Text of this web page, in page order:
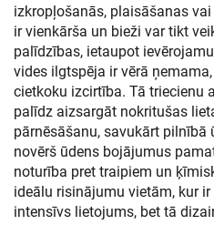
izkropļošanās, plaisāšanas
ir vienkārša un bieži var tikt
palīdzības, ietaupot
vides ilgtspēja ir vērā
cietkoku izcirtība. Tā triecienu
palīdz aizsargāt nokritušas
pārnēsāšanu, savukārt pilnībā
novērš ūdens bojājumus
noturība pret traipiem un
ideālu risinājumu vietām, kur
intensīvs lietojums, bet tā